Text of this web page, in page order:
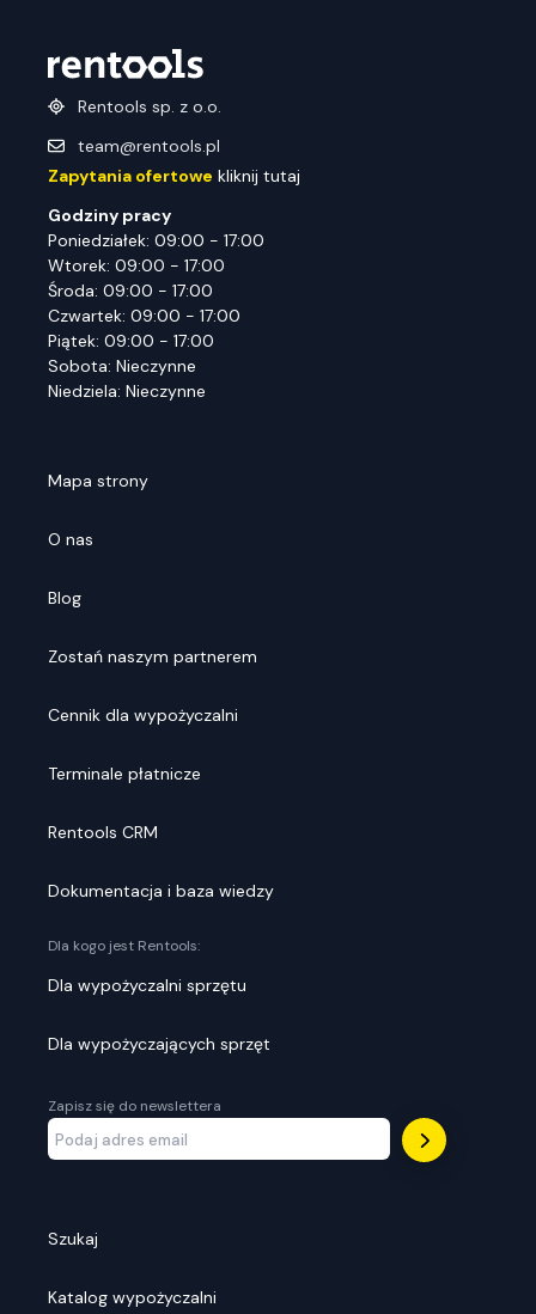
Rentools sp. z o.o.
team@rentools.pl
Zapytania ofertowe kliknij tutaj
Godziny pracy
Poniedziałek: 09:00 - 17:00
Wtorek: 09:00 - 17:00
Środa: 09:00 - 17:00
Czwartek: 09:00 - 17:00
Piątek: 09:00 - 17:00
Sobota: Nieczynne
Niedziela: Nieczynne
Mapa strony
O nas
Blog
Zostań naszym partnerem
Cennik dla wypożyczalni
Terminale płatnicze
Rentools CRM
Dokumentacja i baza wiedzy
Dla kogo jest Rentools:
Dla wypożyczalni sprzętu
Dla wypożyczających sprzęt
Zapisz się do newslettera
Szukaj
Katalog wypożyczalni